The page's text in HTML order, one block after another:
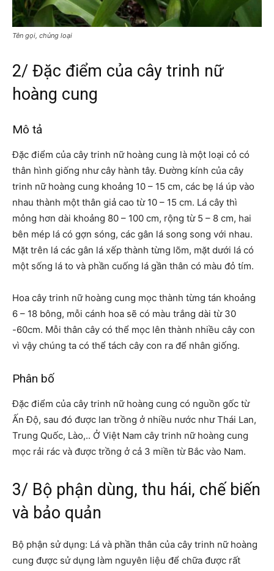
Tên gọi, chủng loại
2/ Đặc điểm của cây trinh nữ
hoàng cung
Mô tả
Đặc điểm của cây trinh nữ hoàng cung là một loại cỏ có
thân hình giống như cây hành tây. Đường kính của cây
trinh nữ hoàng cung khoảng 10 – 15 cm, các bẹ lá úp vào
nhau thành một thân giả cao từ 10 – 15 cm. Lá cây thì
mỏng hơn dài khoảng 80 – 100 cm, rộng từ 5 – 8 cm, hai
bên mép lá có gợn sóng, các gân lá song song với nhau.
Mặt trên lá các gân lá xếp thành từng lõm, mặt dưới lá có
một sống lá to và phần cuống lá gần thân có màu đỏ tím.
Hoa cây trinh nữ hoàng cung mọc thành từng tán khoảng
6 – 18 bông, mỗi cánh hoa sẽ có màu trắng dài từ 30
-60cm. Mỗi thân cây có thể mọc lên thành nhiều cây con
vì vậy chúng ta có thể tách cây con ra để nhân giống.
Phân bố
Đặc điểm của cây trinh nữ hoàng cung có nguồn gốc từ
Ấn Độ, sau đó được lan trồng ở nhiều nước như Thái Lan,
Trung Quốc, Lào,.. Ở Việt Nam cây trinh nữ hoàng cung
mọc rải rác và được trồng ở cả 3 miền từ Bắc vào Nam.
3/ Bộ phận dùng, thu hái, chế biến
và bảo quản
Bộ phận sử dụng: Lá và phần thân của cây trinh nữ hoàng
cung được sử dụng làm nguyên liệu để chữa được rất